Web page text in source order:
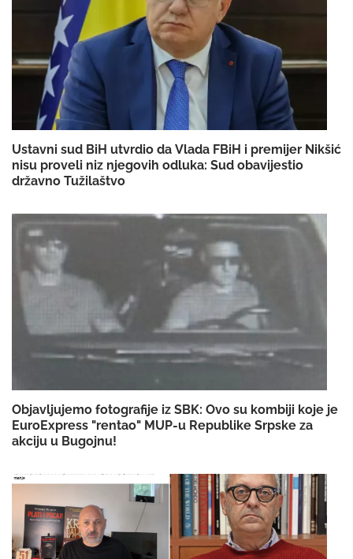
Ustavni sud BiH utvrdio da Vlada FBiH i premijer Nikšić
nisu proveli niz njegovih odluka: Sud obavijestio
državno Tužilaštvo
Objavljujemo fotografije iz SBK: Ovo su kombiji koje je
EuroExpress "rentao" MUP-u Republike Srpske za
akciju u Bugojnu!